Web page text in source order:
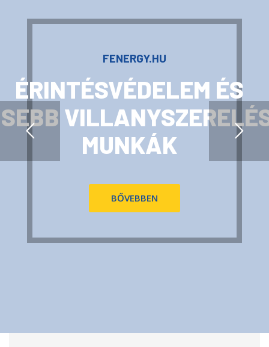
BŐVEBBEN
ÉRINTÉSVÉDELEM ÉS
MUNKÁK
FENERGY.HU